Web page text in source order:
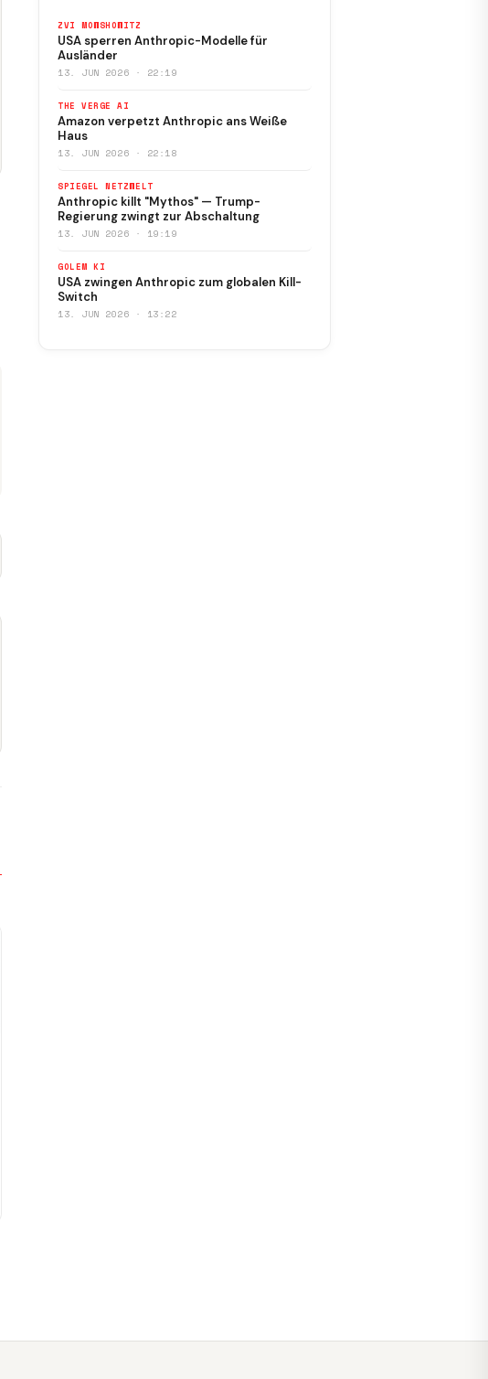
ZVI MOWSHOWITZ
USA sperren Anthropic-Modelle für
Ausländer
13. JUN 2026 · 22:19
THE VERGE AI
Amazon verpetzt Anthropic ans Weiße
Haus
13. JUN 2026 · 22:18
SPIEGEL NETZWELT
Anthropic killt "Mythos" — Trump-
Regierung zwingt zur Abschaltung
13. JUN 2026 · 19:19
GOLEM KI
USA zwingen Anthropic zum globalen Kill-
Switch
13. JUN 2026 · 13:22